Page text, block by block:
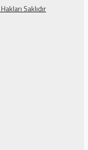
Saklıdır